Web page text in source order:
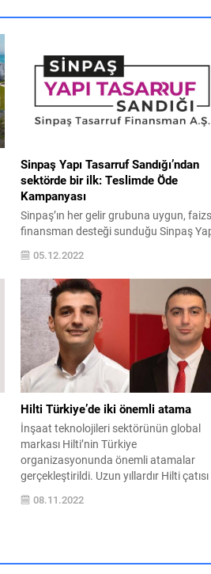
Sinpaş Yapı Tasarruf Sandığı’ndan
sektörde bir ilk: Teslimde Öde
Kampanyası
Sinpaş’ın her gelir grubuna uygun,
finansman desteği sunduğu Sinpaş
Tasarruf Sandığı, sektörde bir ilk olan
“Teslimde Öde” kampanyası ile hizmet
bedelini peşin ödeme imkanına sahip
olmayan müşterilerine de tasarruf
sunuyor. Ayrıca, konut, iş yeri, araç
alımları veya yatırım amaçlı ihtiyaçlara
yönelik faizsiz finans desteği
sağlayan şirket yurt dışındaki Türk...
05.12.2022
Hilti Türkiye’de iki önemli atama
İnşaat teknolojileri sektörünün global
markası Hilti’nin Türkiye
organizasyonunda önemli atamalar
gerçekleştirildi. Uzun yıllardır Hilti çatısı
altında görevlerini başarıyla sürdüren
önemli isimden Özgecan Işıltan, Hilti
08.11.2022